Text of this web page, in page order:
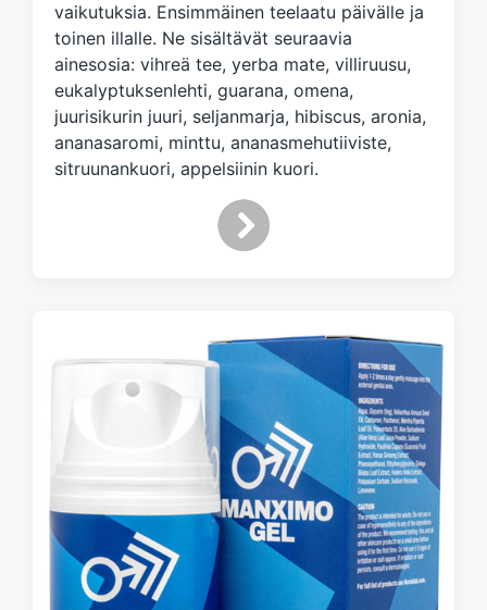
t
h
vaikutuksia. Ensimmäinen teelaatu päivälle ja
toinen illalle. Ne sisältävät seuraavia
ainesosia: vihreä tee, yerba mate, villiruusu,
eukalyptuksenlehti, guarana, omena,
juurisikurin juuri, seljanmarja, hibiscus, aronia,
ananasaromi, minttu, ananasmehutiiviste,
sitruunankuori, appelsiinin kuori.